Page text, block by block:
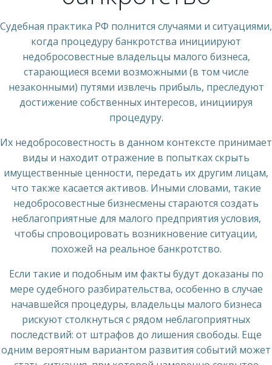
Судебная практика РФ полнится случаями и ситуациями,
когда процедуру банкротства инициируют
недобросовестные владельцы малого бизнеса,
старающиеся всеми возможными (в том числе
незаконными) путями извлечь прибыль, преследуют
достижение собственных интересов, инициируя
процедуру.
Их недобросовестность в данном контексте принимает
виды и находит отражение в попытках скрыть
имущественные ценности, передать их другим лицам,
что также касается активов. Иными словами, такие
недобросовестные бизнесмены стараются создать
неблагоприятные для малого предприятия условия,
чтобы спровоцировать возникновение ситуации,
похожей на реальное банкротство.
Если такие и подобным им факты будут доказаны по
мере судебного разбирательства, особенно в случае
начавшейся процедуры, владельцы малого бизнеса
рискуют столкнуться с рядом неблагоприятных
последствий: от штрафов до лишения свободы. Еще
одним вероятным вариантом развития событий может